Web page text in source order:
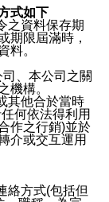
式如下
之資料保存期
期限屆滿時，
料。
、本公司之關
機構。
其他合於當時
何依法得利用
作之行銷)並於
介或交互運用
絡方式(包括但